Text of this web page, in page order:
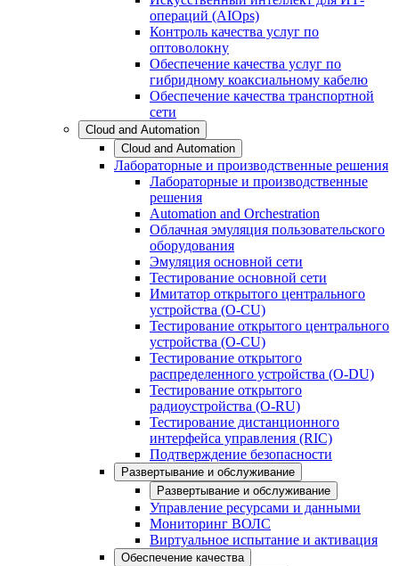
операций (AIOps)
Контроль качества услуг по
оптоволокну
Обеспечение качества услуг по
гибридному коаксиальному кабелю
Обеспечение качества транспортной
сети
Cloud and Automation
Cloud and Automation
Лабораторные и производственные решения
Лабораторные и производственные
решения
Automation and Orchestration
Облачная эмуляция пользовательского
оборудования
Эмуляция основной сети
Тестирование основной сети
Имитатор открытого центрального
устройства (O-CU)
Тестирование открытого центрального
устройства (O-CU)
Тестирование открытого
распределенного устройства (O-DU)
Тестирование открытого
радиоустройства (O-RU)
Тестирование дистанционного
интерфейса управления (RIC)
Подтверждение безопасности
Развертывание и обслуживание
Развертывание и обслуживание
Управление ресурсами и данными
Мониторинг ВОЛС
Виртуальное испытание и активация
Обеспечение качества